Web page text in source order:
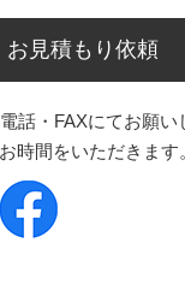
お見積もり依頼
話・FAXにてお願い
時間をいただきます。